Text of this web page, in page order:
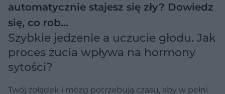
automatycznie stajesz się zły? Dowiedz
się, co rob…
Szybkie jedzenie a uczucie głodu. Jak
proces żucia wpływa na hormony
sytości?
Twój żołądek i mózg potrzebują czasu, aby w pełni